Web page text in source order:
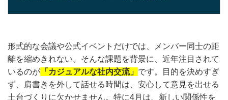
形式的な会議や公式イベントだけでは、メンバー同士の距
離を縮めきれない。そんな課題を背景に、近年注目されて
いるのが 「カジュアルな社内交流」 です。目的を決めすぎ
ず、肩書きを外して話せる時間は、安心して意見を出せる
土台づくりに欠かせません。特に4月は、新しい関係性を